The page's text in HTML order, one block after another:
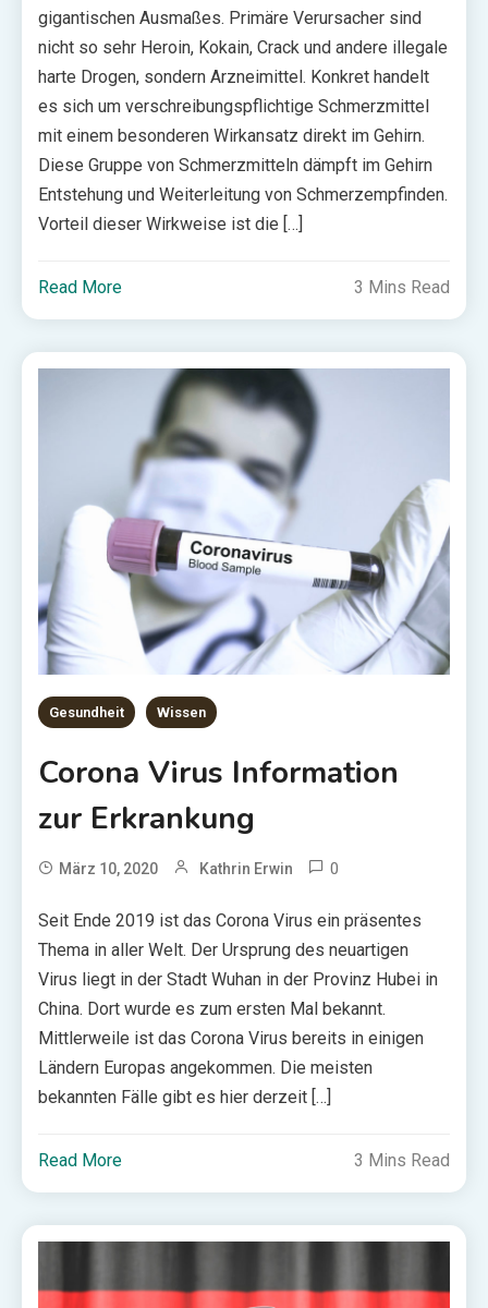
gigantischen Ausmaßes. Primäre Verursacher sind
nicht so sehr Heroin, Kokain, Crack und andere illegale
harte Drogen, sondern Arzneimittel. Konkret handelt
es sich um verschreibungspflichtige Schmerzmittel
mit einem besonderen Wirkansatz direkt im Gehirn.
Diese Gruppe von Schmerzmitteln dämpft im Gehirn
Entstehung und Weiterleitung von Schmerzempfinden.
Vorteil dieser Wirkweise ist die […]
Read More 3 Mins Read
Gesundheit Wissen
Corona Virus Information
zur Erkrankung
März 10, 2020 Kathrin Erwin 0
Seit Ende 2019 ist das Corona Virus ein präsentes
Thema in aller Welt. Der Ursprung des neuartigen
Virus liegt in der Stadt Wuhan in der Provinz Hubei in
China. Dort wurde es zum ersten Mal bekannt.
Mittlerweile ist das Corona Virus bereits in einigen
Ländern Europas angekommen. Die meisten
bekannten Fälle gibt es hier derzeit […]
Read More 3 Mins Read